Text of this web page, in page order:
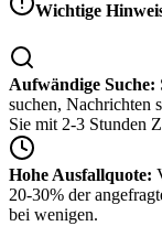
Wichtige
Aufwändige Suche:
suchen, Nachrichten
Sie mit 2-3 Stunden
Hohe Ausfallquote:
20-30% der
bei wenigen.